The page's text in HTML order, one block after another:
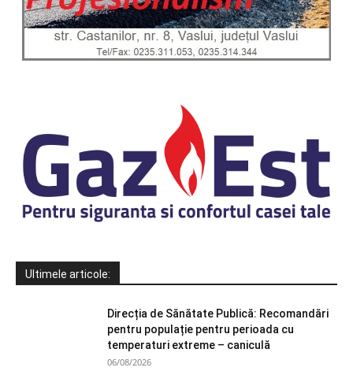
Ultimele articole:
Direcția de Sănătate Publică: Recomandări
pentru populație pentru perioada cu
temperaturi extreme – caniculă
06/08/2026